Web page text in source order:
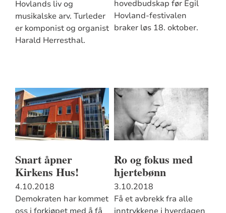
Hovlands liv og
musikalske arv. Turleder
er komponist og organist
Harald Herresthal.
hovedbudskap før Egil
Hovland-festivalen
braker løs 18. oktober.
Snart åpner
Kirkens Hus!
4.10.2018
Demokraten har kommet
oss i forkjøpet med å få
Ro og fokus med
hjertebønn
3.10.2018
Få et avbrekk fra alle
inntrykkene i hverdagen